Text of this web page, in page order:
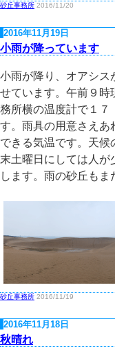
砂丘事務所 2016/11/20
2016年11月19日
小雨が降っています
小雨が降り、オアシス
せています。午前９時
務所横の温度計で１７
す。雨具の用意さえあ
できる気温です。天候
末土曜日にしては人が
します。雨の砂丘もま
砂丘事務所 2016/11/19
2016年11月18日
秋晴れ